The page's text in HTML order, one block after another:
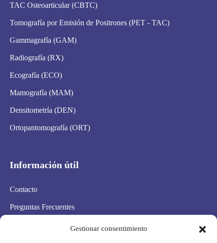
Gestionar consentimiento
TAC Osteoarticular (CBTC)
Tomografía por Emisión de Positrones (PET - TAC)
Gammagrafía (GAM)
Radiografía (RX)
Ecografía (ECO)
Mamografía (MAM)
Densitometría (DEN)
Ortopantomografía (ORT)
Información útil
Contacto
Preguntas Frecuentes